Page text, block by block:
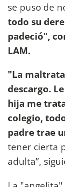
se puso de
todo su
padeció",
LAM.
"La
descargo.
hija me
colegio,
padre trae
tener cierta
adulta”,